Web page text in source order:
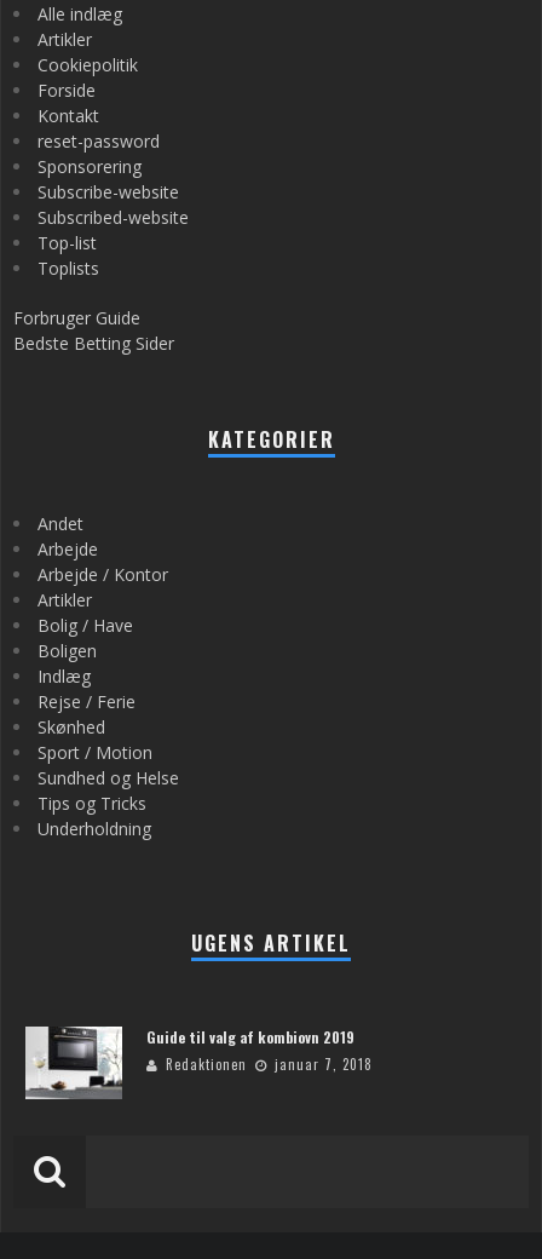
Alle indlæg
Artikler
Cookiepolitik
Forside
Kontakt
reset-password
Sponsorering
Subscribe-website
Subscribed-website
Top-list
Toplists
Forbruger Guide
Bedste Betting Sider
KATEGORIER
Andet
Arbejde
Arbejde / Kontor
Artikler
Bolig / Have
Boligen
Indlæg
Rejse / Ferie
Skønhed
Sport / Motion
Sundhed og Helse
Tips og Tricks
Underholdning
UGENS ARTIKEL
Guide til valg af kombiovn 2019
Redaktionen januar 7, 2018